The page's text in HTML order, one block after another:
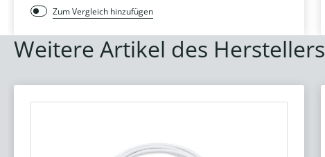
Zum Vergleich hinzufügen
Weitere Artikel des Herstellers